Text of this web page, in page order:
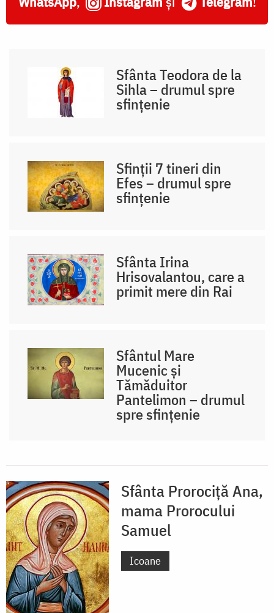
Sfânta Teodora de la
Sihla – drumul spre
sfințenie
Sfinții 7 tineri din
Efes – drumul spre
sfințenie
Sfânta Irina
Hrisovalantou, care a
primit mere din Rai
Sfântul Mare
Mucenic și
Tămăduitor
Pantelimon – drumul
spre sfințenie
Sfânta Prorociță Ana,
mama Prorocului
Samuel
Icoane